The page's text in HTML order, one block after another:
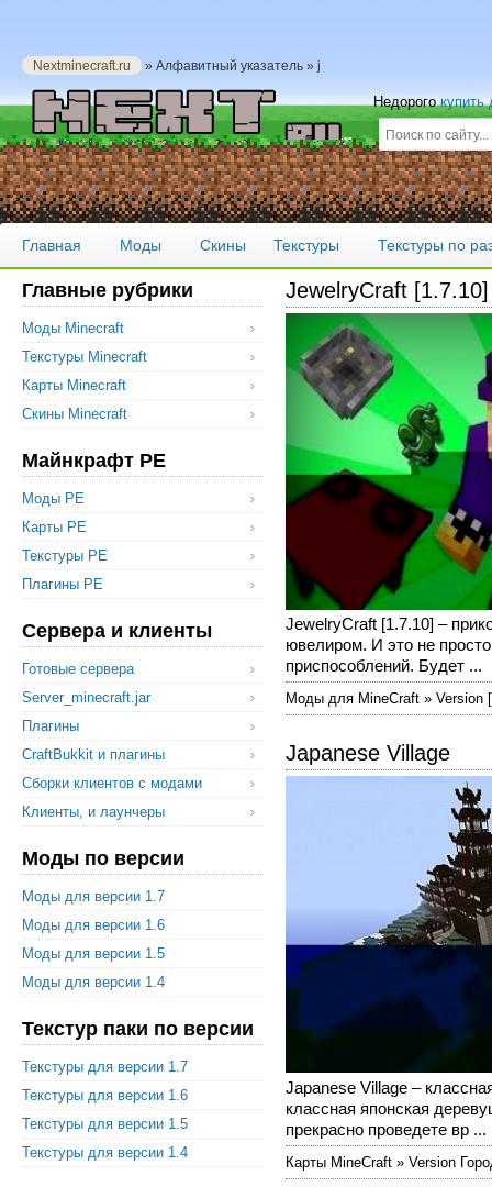
Nextminecraft.ru » Алфавитный указатель » j
Недорогокупить
Главная Моды Скины Текстуры Текстуры по
Главные рубрики
Моды Minecraft
Текстуры Minecraft
Карты Minecraft
Скины Minecraft
Майнкрафт PE
Моды PE
Карты PE
Текстуры PE
Плагины PE
Сервера и клиенты
Готовые сервера
Server_minecraft.jar
Плагины
CraftBukkit и плагины
Сборки клиентов с модами
Клиенты, и лаунчеры
Моды по версии
Моды для версии 1.7
Моды для версии 1.6
Моды для версии 1.5
Моды для версии 1.4
Текстур паки по версии
Текстуры для версии 1.7
Текстуры для версии 1.6
Текстуры для версии 1.5
Текстуры для версии 1.4
JewelryCraft [1.7.10]
JewelryCraft [1.7.10] –
ювелиром. И это не
приспособлений. Будет ...
Моды для MineCraft » Version
Japanese Village
Japanese Village –
классная японская
прекрасно проведете вр ...
Карты MineCraft » Version